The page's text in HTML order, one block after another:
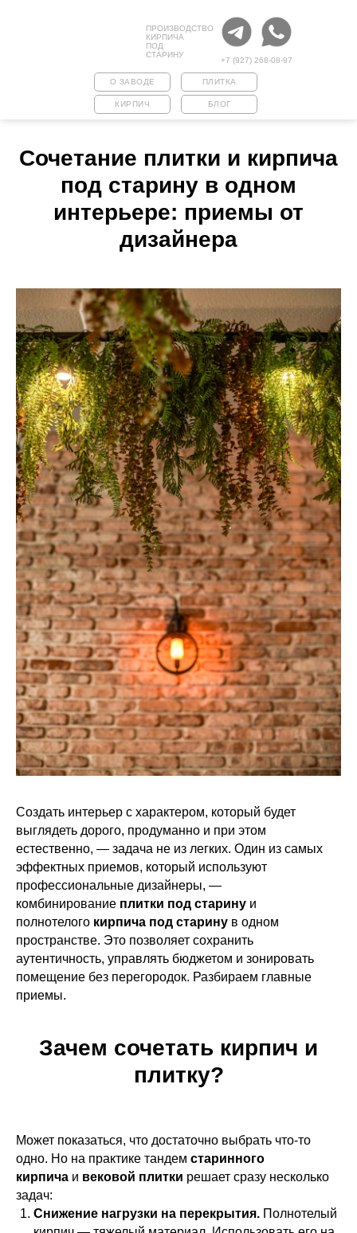
ПРОИЗВОДСТВО
КИРПИЧА
ПОД
СТАРИНУ
+7 (927) 268-08-97
КИРПИЧ БЛОГ
ПЛИТКА
О ЗАВОДЕ
Сочетание плитки и кирпича
под старину в одном
интерьере: приемы от
дизайнера
Создать интерьер с характером, который будет
выглядеть дорого, продуманно и при этом
естественно, — задача не из легких. Один из самых
эффектных приемов, который используют
профессиональные дизайнеры, —
комбинирование плитки под старину и
полнотелого кирпича под старину в одном
пространстве. Это позволяет сохранить
аутентичность, управлять бюджетом и зонировать
помещение без перегородок. Разбираем главные
приемы.
Зачем сочетать кирпич и
плитку?
Может показаться, что достаточно выбрать что-то
одно. Но на практике тандем старинного
кирпича и вековой плитки решает сразу несколько
задач:
Снижение нагрузки на перекрытия. Полнотелый